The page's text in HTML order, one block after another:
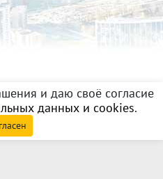
и даю своё согласие
данных и cookies.